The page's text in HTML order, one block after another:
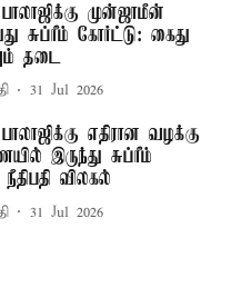
முன்ஜாமீன்
சுப்ரீம் கோர்ட்டு: கைது
தடை
31 Jul 2026
எதிரான வழக்கு
இருந்து சுப்ரீம்
விலகல்
31 Jul 2026